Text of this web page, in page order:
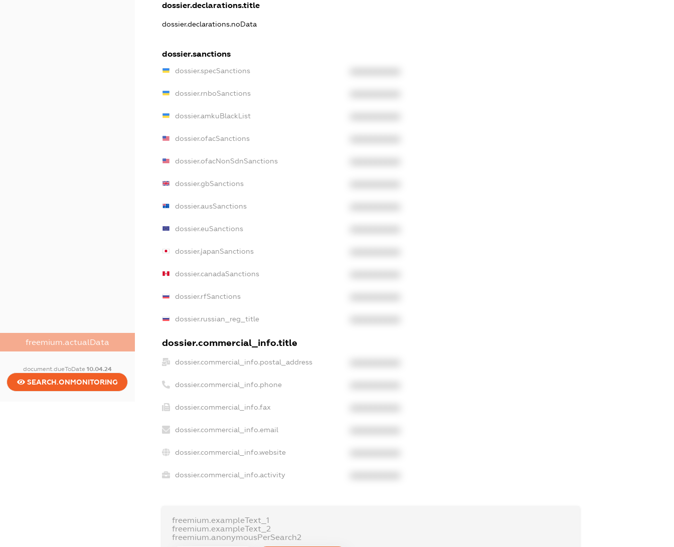
freemium.actualData
document.dueToDate 10.04.24
SEARCH.ONMONITORING
dossier.declarations.title
dossier.declarations.noData
dossier.sanctions
dossier.specSanctions
dossier.rnboSanctions
dossier.amkuBlackList
dossier.ofacSanctions
dossier.ofacNonSdnSanctions
dossier.gbSanctions
dossier.ausSanctions
dossier.euSanctions
dossier.japanSanctions
dossier.canadaSanctions
dossier.rfSanctions
dossier.russian_reg_title
dossier.commercial_info.title
dossier.commercial_info.postal_address
dossier.commercial_info.phone
dossier.commercial_info.fax
dossier.commercial_info.email
dossier.commercial_info.website
dossier.commercial_info.activity
freemium.exampleText_1
freemium.exampleText_2
freemium.anonymousPerSearch2